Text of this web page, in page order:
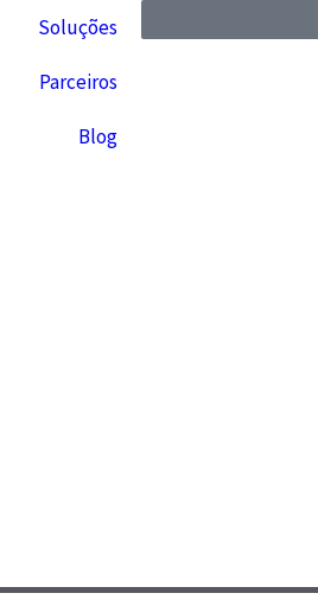
Soluções
Parceiros
Blog